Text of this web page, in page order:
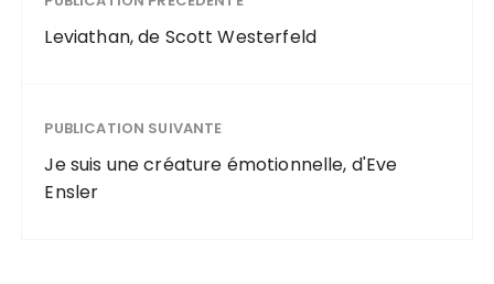
Leviathan, de Scott Westerfeld
PUBLICATION SUIVANTE
Je suis une créature émotionnelle, d'Eve
Ensler